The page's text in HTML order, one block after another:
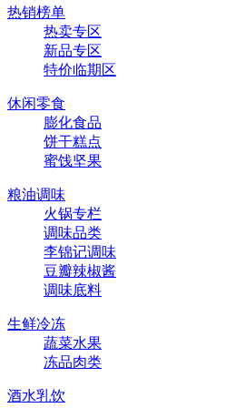
热销榜单
热卖专区
新品专区
特价临期区
休闲零食
膨化食品
饼干糕点
蜜饯坚果
粮油调味
火锅专栏
调味品类
李锦记调味
豆瓣辣椒酱
调味底料
生鲜冷冻
蔬菜水果
冻品肉类
酒水乳饮